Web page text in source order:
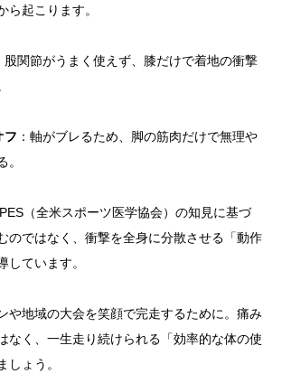
ら起こります。
股関節がうまく使えず、膝だけで着地の衝撃
フ ：軸がブレるため、脚の筋肉だけで無理や
。
（全米スポーツ医学協会）の知見に基づ
のではなく、衝撃を全身に分散させる「動作
しています。
や地域の大会を笑顔で完走するために。痛み
なく、一生走り続けられる「効率的な体の使
しょう。